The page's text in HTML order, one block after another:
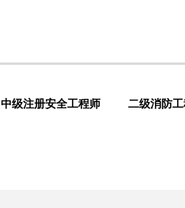
中级注册安全工程师 二级消防